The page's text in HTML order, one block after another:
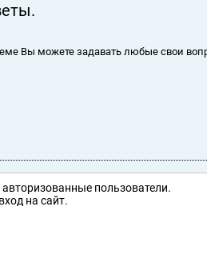
Вы можете задавать любые свои
пользователи.
на сайт.